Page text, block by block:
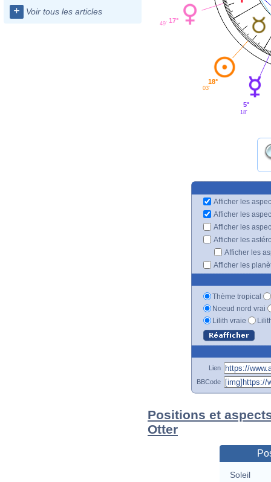
+ Voir tous les articles
17°
49'
18°
03'
5°
18'
Afficher les
Afficher les
Afficher les
Afficher les
Afficher les
Afficher les
Thème tropical
Noeud nord vrai
Lilith vraie
Lien
BBCode
Positions et
Otter
Soleil